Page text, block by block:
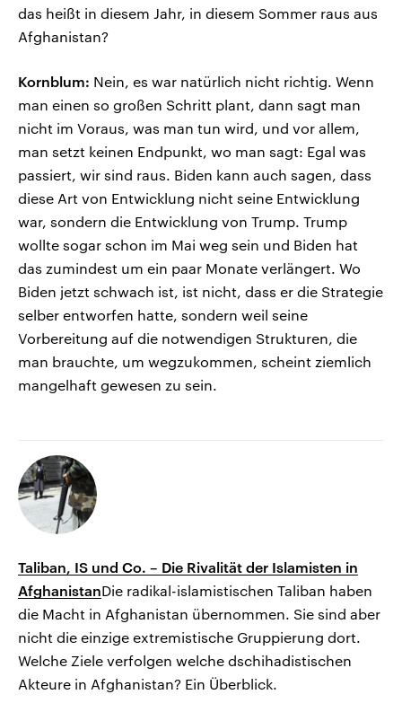
das heißt in diesem Jahr, in diesem Sommer raus aus
Afghanistan?
Kornblum: Nein, es war natürlich nicht richtig. Wenn
man einen so großen Schritt plant, dann sagt man
nicht im Voraus, was man tun wird, und vor allem,
man setzt keinen Endpunkt, wo man sagt: Egal was
passiert, wir sind raus. Biden kann auch sagen, dass
diese Art von Entwicklung nicht seine Entwicklung
war, sondern die Entwicklung von Trump. Trump
wollte sogar schon im Mai weg sein und Biden hat
das zumindest um ein paar Monate verlängert. Wo
Biden jetzt schwach ist, ist nicht, dass er die Strategie
selber entworfen hatte, sondern weil seine
Vorbereitung auf die notwendigen Strukturen, die
man brauchte, um wegzukommen, scheint ziemlich
mangelhaft gewesen zu sein.
Taliban, IS und Co. – Die Rivalität der Islamisten in
AfghanistanDie radikal-islamistischen Taliban haben
die Macht in Afghanistan übernommen. Sie sind aber
nicht die einzige extremistische Gruppierung dort.
Welche Ziele verfolgen welche dschihadistischen
Akteure in Afghanistan? Ein Überblick.